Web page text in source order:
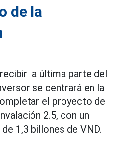
de la
la última parte del
se centrará en la
el proyecto de
2.5, con un
1,3 billones de VND.